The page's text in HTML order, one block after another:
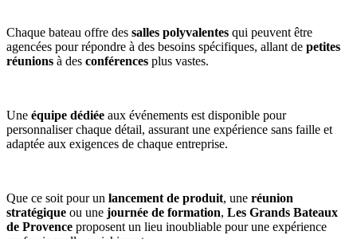
Chaque bateau offre des salles polyvalentes qui peuvent être
agencées pour répondre à des besoins spécifiques, allant de petites
réunions à des conférences plus vastes.
Une équipe dédiée aux événements est disponible pour
personnaliser chaque détail, assurant une expérience sans faille et
adaptée aux exigences de chaque entreprise.
Que ce soit pour un lancement de produit, une réunion
stratégique ou une journée de formation, Les Grands Bateaux
de Provence proposent un lieu inoubliable pour une expérience